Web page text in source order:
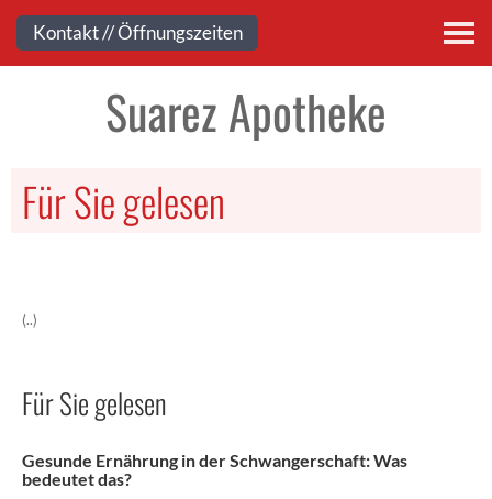
Kontakt
Suarez Apotheke
Für Sie gelesen
(..)
Für Sie gelesen
Gesunde Ernährung in der Schwangerschaft: Was
bedeutet das?
Kontakt // Öffnungszeiten